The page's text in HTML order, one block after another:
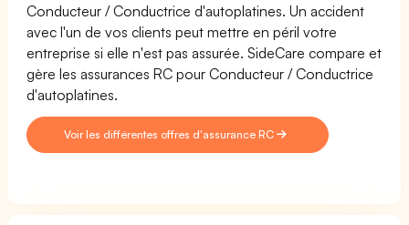
Conducteur / Conductrice d'autoplatines. Un accident
avec l'un de vos clients peut mettre en péril votre
entreprise si elle n'est pas assurée. SideCare compare et
gère les assurances RC pour Conducteur / Conductrice
d'autoplatines.
Voir les différentes offres d'assurance RC